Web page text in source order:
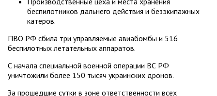
беспилотников дальнего действия и безэкипажных
катеров.
ПВО РФ сбила три управляемые авиабомбы и 516
беспилотных летательных аппаратов.
С начала специальной военной операции ВС РФ
уничтожили более 150 тысяч украинских дронов.
За прошедшие сутки в зоне ответственности всех